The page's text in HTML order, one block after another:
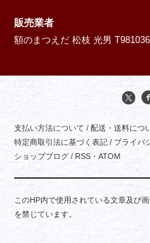
販売業者
額のまつえだ 松枝 光男
支払い方法について / 配送・送料につ
特定商取引法に基づく表記 / プライバ
ショップブログ / RSS ・ ATOM
このHP内で使用されている文章及び
を禁じています。